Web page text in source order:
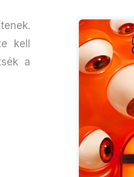
kell
a